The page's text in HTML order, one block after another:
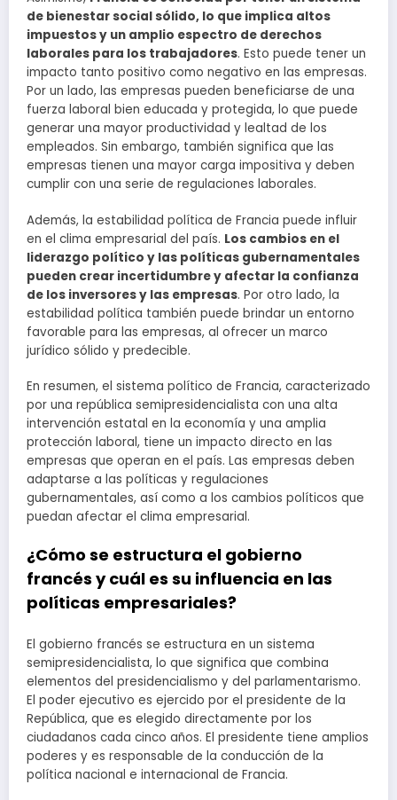
de bienestar social sólido, lo que implica altos
impuestos y un amplio espectro de derechos
laborales para los trabajadores. Esto puede tener un
impacto tanto positivo como negativo en las empresas.
Por un lado, las empresas pueden beneficiarse de una
fuerza laboral bien educada y protegida, lo que puede
generar una mayor productividad y lealtad de los
empleados. Sin embargo, también significa que las
empresas tienen una mayor carga impositiva y deben
cumplir con una serie de regulaciones laborales.
Además, la estabilidad política de Francia puede influir
en el clima empresarial del país. Los cambios en el
liderazgo político y las políticas gubernamentales
pueden crear incertidumbre y afectar la confianza
de los inversores y las empresas. Por otro lado, la
estabilidad política también puede brindar un entorno
favorable para las empresas, al ofrecer un marco
jurídico sólido y predecible.
En resumen, el sistema político de Francia, caracterizado
por una república semipresidencialista con una alta
intervención estatal en la economía y una amplia
protección laboral, tiene un impacto directo en las
empresas que operan en el país. Las empresas deben
adaptarse a las políticas y regulaciones
gubernamentales, así como a los cambios políticos que
puedan afectar el clima empresarial.
¿Cómo se estructura el gobierno
francés y cuál es su influencia en las
políticas empresariales?
El gobierno francés se estructura en un sistema
semipresidencialista, lo que significa que combina
elementos del presidencialismo y del parlamentarismo.
El poder ejecutivo es ejercido por el presidente de la
República, que es elegido directamente por los
ciudadanos cada cinco años. El presidente tiene amplios
poderes y es responsable de la conducción de la
política nacional e internacional de Francia.